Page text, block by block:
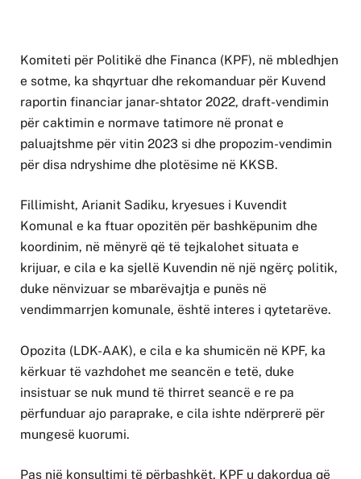
Komiteti për Politikë dhe Financa (KPF), në mbledhjen
e sotme, ka shqyrtuar dhe rekomanduar për Kuvend
raportin financiar janar-shtator 2022, draft-vendimin
për caktimin e normave tatimore në pronat e
paluajtshme për vitin 2023 si dhe propozim-vendimin
për disa ndryshime dhe plotësime në KKSB.
Fillimisht, Arianit Sadiku, kryesues i Kuvendit
Komunal e ka ftuar opozitën për bashkëpunim dhe
koordinim, në mënyrë që të tejkalohet situata e
krijuar, e cila e ka sjellë Kuvendin në një ngërç politik,
duke nënvizuar se mbarëvajtja e punës në
vendimmarrjen komunale, është interes i qytetarëve.
Opozita (LDK-AAK), e cila e ka shumicën në KPF, ka
kërkuar të vazhdohet me seancën e tetë, duke
insistuar se nuk mund të thirret seancë e re pa
përfunduar ajo paraprake, e cila ishte ndërprerë për
mungesë kuorumi.
Pas një konsultimi të përbashkët, KPF u dakordua që